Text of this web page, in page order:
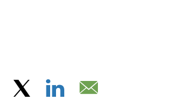
Facebook